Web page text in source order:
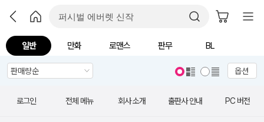
일반 만화 로맨스 판무 BL
옵션
로그인 전체 메뉴 회사 소개 출판사 안내 PC 버전